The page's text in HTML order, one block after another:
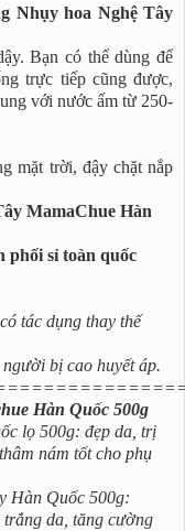
Nhụy hoa Nghệ Tây
Bạn có thể dùng để
trực tiếp cũng được,
với nước ấm từ 250-
mặt trời, đậy chặt nắp
MamaChue Hàn
sỉ toàn quốc
tác dụng thay thế
bị cao huyết áp.
Hàn Quốc 500g
lọ 500g: đẹp da, trị
nám tốt cho phụ
Hàn Quốc 500g:
trắng da, tăng cường